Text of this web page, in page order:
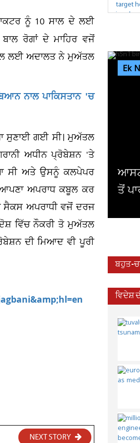
ਨੂੰ 10 ਸਾਲ ਦੇ ਲਈ
ਰੋਗਾਂ ਦੇ ਮਾਹਿਰ ਵਜੋਂ
ਲਈ ਅਦਾਲਤ ਨੇ ਮੁਅੱਤਲ
ਨਾਲ ਪਾਕਿਸਤਾਨ 'ਚ
ਸੁਣਾਈ ਗਈ ਸੀ। ਮੁਅੱਤਲ
ਅਧੀਨ ਪ੍ਰੋਬੇਸ਼ਨ 'ਤੇ
ਸੀ ਅਤੇ ਉਸਨੂੰ ਕਲਪੇਪਰ
ਅਪਰਾਧ ਕਬੂਲ ਕਰ
ਸੈਕਸ ਅਪਰਾਧੀ ਵਜੋਂ ਦਰਜ
ਵਿੱਚ ਨੌਕਰੀ ਤੋ ਮੁਅੱਤਲ
ਦੀ ਮਿਆਦ ਵੀ ਪੂਰੀ
NEXT STORY
Ek
ਬਰਡ ਫਲੂ ਦੇ ਮਾਮਲੇ 200
ਬਹੁਤ-
ਵਿਦੇਸ਼